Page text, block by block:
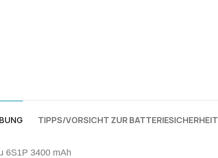
TIPPS/VORSICHT ZUR BATTERIESICHERHEIT
6S1P 3400 mAh